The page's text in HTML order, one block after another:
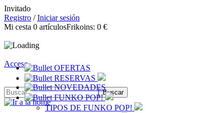
Invitado
Registro /Iniciar sesión
Mi cesta 0 artículosFrikoins: 0 €
Acceso
OFERTAS
RESERVAS
NOVEDADES
FUNKO POP!
TIPOS DE FUNKO POP!